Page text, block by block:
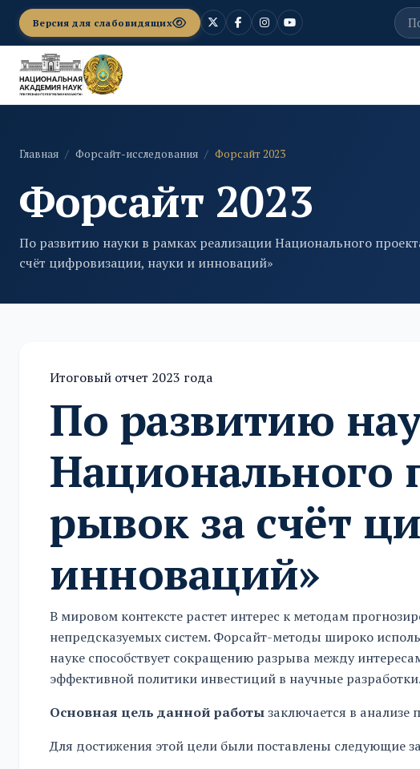
Версия для слабовидящих
Главная Форсайт-исследования Форсайт 2023
Форсайт 2023
По развитию науки в рамках реализации Национального
счёт цифровизации, науки и инноваций»
Итоговый отчет 2023 года
По развитию
Национального
рывок за счёт
инноваций»
В мировом контексте растет интерес к методам
непредсказуемых систем. Форсайт-методы широко
науке способствует сокращению разрыва между
эффективной политики инвестиций в научные разработки.
Основная цель данной работызаключается в
Для достижения этой цели были поставлены следующие